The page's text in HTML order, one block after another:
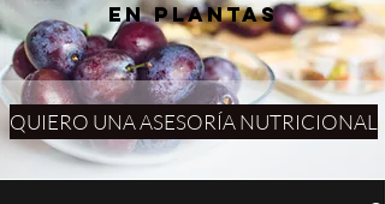
en plantas
QUIERO UNA ASESORÍA NUTRICIONAL